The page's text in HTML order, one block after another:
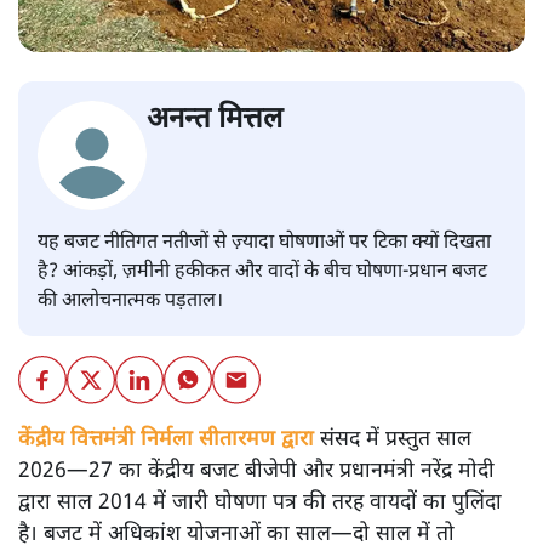
अनन्त मित्तल
यह बजट नीतिगत नतीजों से ज़्यादा घोषणाओं पर टिका क्यों दिखता
है? आंकड़ों, ज़मीनी हकीकत और वादों के बीच घोषणा-प्रधान बजट
की आलोचनात्मक पड़ताल।
केंद्रीय वित्तमंत्री निर्मला सीतारमण द्वारासंसद में प्रस्तुत साल
2026—27 का केंद्रीय बजट बीजेपी और प्रधानमंत्री नरेंद्र मोदी
द्वारा साल 2014 में जारी घोषणा पत्र की तरह वायदों का पुलिंदा
है। बजट में अधिकांश योजनाओं का साल—दो साल में तो